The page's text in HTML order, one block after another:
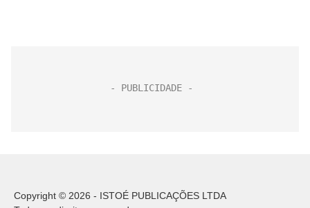
Copyright © 2026 - ISTOÉ PUBLICAÇÕES LTDA